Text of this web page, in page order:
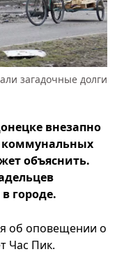
загадочные долги
внезапно
коммунальных
объяснить.
городе.
об оповещении о
Час Пик.